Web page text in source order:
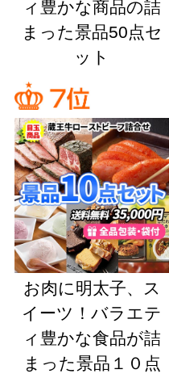
ィ豊かな商品の詰
まった景品50点セ
ット
お肉に明太子、ス
イーツ！バラエテ
ィ豊かな食品が詰
まった景品１０点